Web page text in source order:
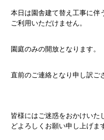
本日は園舎建て替え工事に伴
ご利用いただけません。
園庭のみの開放となります。
直前のご連絡となり申し訳ご
皆様にはご迷惑をおかけいた
どよろしくお願い申し上げま